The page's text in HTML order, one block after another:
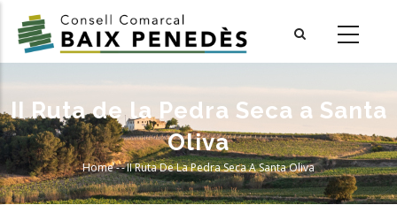
main
II Ruta de la Pedra Seca a Santa
Oliva
Breadcrumb
Home--II Ruta De La Pedra Seca A Santa Oliva